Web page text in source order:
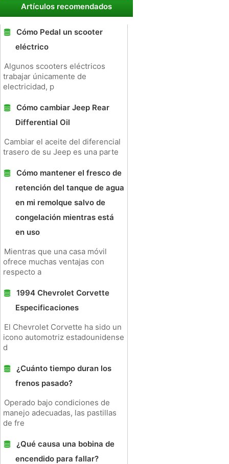
Artículos recomendados
Cómo Pedal un scooter
eléctrico
Algunos scooters eléctricos
trabajar únicamente de
electricidad, p
Cómo cambiar Jeep Rear
Differential Oil
Cambiar el aceite del diferencial
trasero de su Jeep es una parte
Cómo mantener el fresco de
retención del tanque de agua
en mi remolque salvo de
congelación mientras está
en uso
Mientras que una casa móvil
ofrece muchas ventajas con
respecto a
1994 Chevrolet Corvette
Especificaciones
El Chevrolet Corvette ha sido un
icono automotriz estadounidense
d
¿Cuánto tiempo duran los
frenos pasado?
Operado bajo condiciones de
manejo adecuadas, las pastillas
de fre
¿Qué causa una bobina de
encendido para fallar?